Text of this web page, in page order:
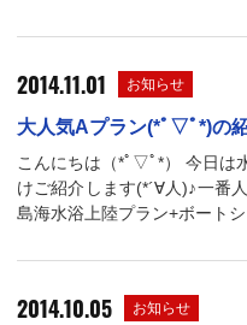
2014.11.01 お知らせ
大人気Aプラン(*ﾟ▽ﾟ*)
こんにちは（*ﾟ▽ﾟ*） 今日は
けご紹介します(*´∀人)♪一番
島海水浴上陸プラン+ボート
2014.10.05 お知らせ